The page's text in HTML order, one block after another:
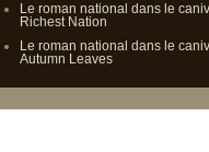
Le roman national dans le
Richest Nation
Le roman national dans le
Autumn Leaves